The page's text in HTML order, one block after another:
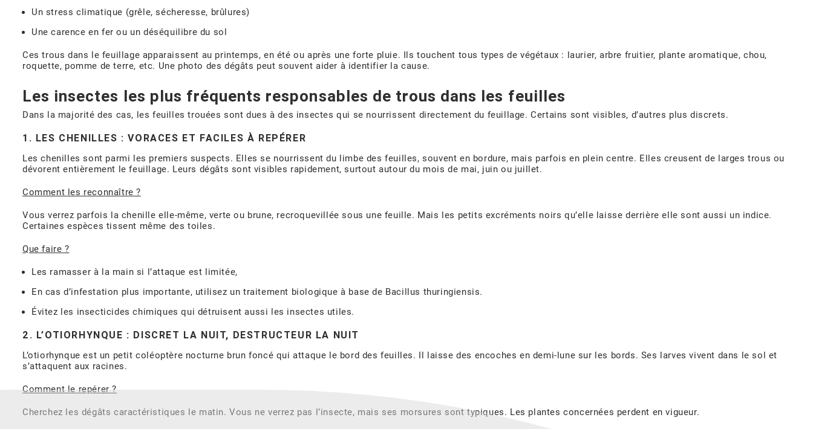
Un stress climatique (grêle, sécheresse, brûlures)
Une carence en fer ou un déséquilibre du sol
Ces trous dans le feuillage apparaissent au printemps, en été ou après une forte pluie. Ils touchent tous types de végétaux : laurier, arbre fruitier, plante aromatique, chou,
roquette, pomme de terre, etc. Une photo des dégâts peut souvent aider à identifier la cause.
Les insectes les plus fréquents responsables de trous dans les feuilles
Dans la majorité des cas, les feuilles trouées sont dues à des insectes qui se nourrissent directement du feuillage. Certains sont visibles, d’autres plus discrets.
1. LES CHENILLES : VORACES ET FACILES À REPÉRER
Les chenilles sont parmi les premiers suspects. Elles se nourrissent du limbe des feuilles, souvent en bordure, mais parfois en plein centre. Elles creusent de larges trous ou
dévorent entièrement le feuillage. Leurs dégâts sont visibles rapidement, surtout autour du mois de mai, juin ou juillet.
Comment les reconnaître ?
Vous verrez parfois la chenille elle-même, verte ou brune, recroquevillée sous une feuille. Mais les petits excréments noirs qu’elle laisse derrière elle sont aussi un indice.
Certaines espèces tissent même des toiles.
Que faire ?
Les ramasser à la main si l’attaque est limitée,
En cas d’infestation plus importante, utilisez un traitement biologique à base de Bacillus thuringiensis.
Évitez les insecticides chimiques qui détruisent aussi les insectes utiles.
2. L’OTIORHYNQUE : DISCRET LA NUIT, DESTRUCTEUR LA NUIT
L’otiorhynque est un petit coléoptère nocturne brun foncé qui attaque le bord des feuilles. Il laisse des encoches en demi-lune sur les bords. Ses larves vivent dans le sol et
s’attaquent aux racines.
Comment le repérer ?
Cherchez les dégâts caractéristiques le matin. Vous ne verrez pas l’insecte, mais ses morsures sont typiques. Les plantes concernées perdent en vigueur.